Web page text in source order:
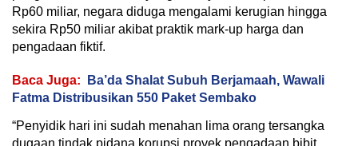
Rp60 miliar, negara diduga mengalami kerugian hingga
sekira Rp50 miliar akibat praktik mark-up harga dan
pengadaan fiktif.
Baca Juga:
Ba’da Shalat Subuh Berjamaah, Wawali
Fatma Distribusikan 550 Paket Sembako
“Penyidik hari ini sudah menahan lima orang tersangka
dugaan tindak pidana korupsi proyek pengadaan bibit